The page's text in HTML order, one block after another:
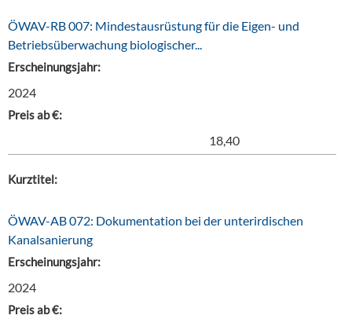
ÖWAV-RB 007: Mindestausrüstung für die Eigen- und
Betriebsüberwachung biologischer...
Erscheinungsjahr:
2024
Preis ab €:
18,40
Kurztitel:
ÖWAV-AB 072: Dokumentation bei der unterirdischen
Kanalsanierung
Erscheinungsjahr:
2024
Preis ab €: